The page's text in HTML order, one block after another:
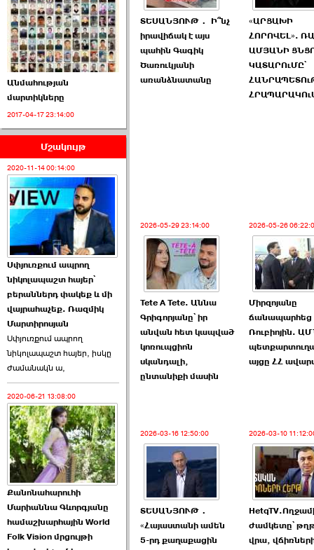
2026-07-01 00:52:00
ՍԴ-ն հուլիսի 1-ին
կհեռանա ›››
2026-07-01 00:08:00
Աննա Վարդապետյանն
ուղերձ է հղել ›››
2026-06-25 23:21:00
Պաշտոնակռիվը սկսված
է. «Հրապարակ» ›››
2026-06-25 17:13:00
ԱԺ նախագահի
Անմահության
մարտիկները
2017-04-17 23:14:00
Մշակույթ
2020-11-14 00:14:00
Սփյուռքում ապրող
նիկոլապաշտ հայեր՝
բերաններդ փակեք և մի
վայրահաչեք. Ռազմիկ
Մարտիրոսյան
Սփյուռքում ապրող
նիկոլապաշտ հայեր, իսկը
ժամանակն ա,
2020-06-21 13:08:00
Քանոնահարուհի
Մարիաննա Գևորգյանը
համաշխարհային World
Folk Vision մրցույթի
ՏԵՍԱՆՅՈՒԹ․ Ի՞նչ
իրավիճակ է այս
պահին Գագիկ
Ծառուկյանի
առանձնատանը
«ԱՐՑԱԽԻ
ՀՈՐՈՎԵԼ».
ԱՄՅԱՆԻ
ԿԱՏԱՐՈւՄԸ՝
2026-05-29 23:14:00
Tete A Tete. Աննա
Գրիգորյանը՝ իր
անվան հետ կապված
կոռուպցիոն
սկանդալի,
ընտանիքի մասին
2026-05-26
Միրզոյանը
ճանապարհեց
Ռուբիոյին.
այցը ՀՀ
2026-03-16 12:50:00
ՏԵՍԱՆՅՈՒԹ․
«Հայաստանի ամեն
5-րդ քաղաքացին
2026-03-10
ժամկետը՝
վրա,